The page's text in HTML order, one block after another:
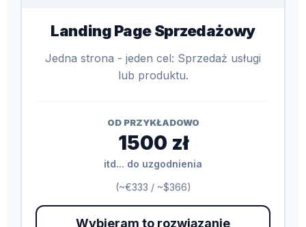
Landing Page Sprzedażowy
Jedna strona - jeden cel: Sprzedaż usługi
lub produktu.
OD PRZYKŁADOWO
1500 zł
itd... do uzgodnienia
(~€333 / ~$366)
Wybieram to rozwiązanie